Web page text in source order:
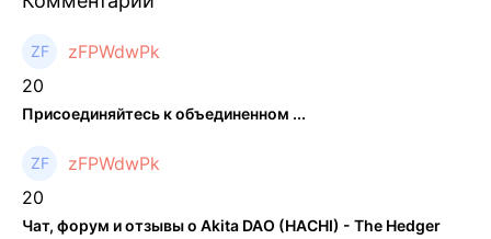
zFPWdwPk
20
Присоединяйтесь к объединенном ...
zFPWdwPk
20
Чат, форум и отзывы о Akita DAO (HACHI) - The Hedger